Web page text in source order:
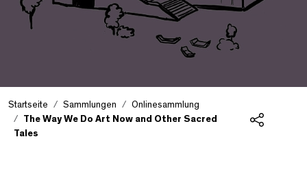
Startseite Sammlungen
Onlinesammlung
The Way We Do Art Now and Other Sacred
Tales